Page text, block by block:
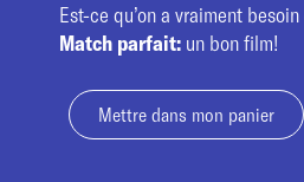
Est-ce qu’on a vraiment
Match parfait: un bon film!
Mettre dans mon panier